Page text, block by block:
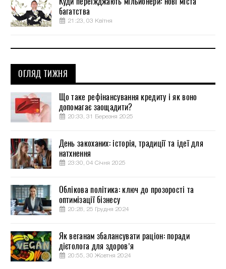
багатства
21:23, 03 Квітня
ОГЛЯД ТИЖНЯ
Що таке рефінансування кредиту і як воно
допомагає заощадити?
20:33, 31 Березня 2025
День закоханих: історія, традиції та ідеї для
натхнення
23:30, 04 Січня 2025
Облікова політика: ключ до прозорості та
оптимізації бізнесу
20:28, 25 Грудня 2024
Як веганам збалансувати раціон: поради
дієтолога для здоров’я
20:55, 30 Жовтня 2024